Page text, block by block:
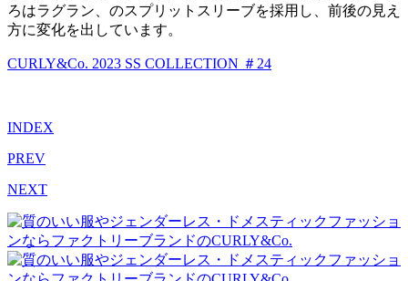
ろはラグラン、のスプリットスリーブを採用し、前後の見え
方に変化を出しています。
CURLY&Co. 2023 SS COLLECTION ＃24
INDEX
PREV
NEXT